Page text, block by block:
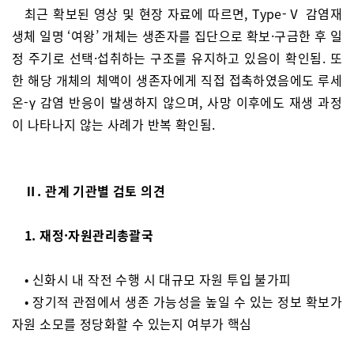
최근 확보된 영상 및 현장 자료에 따르면, Type-Ⅴ 감염재
생체 일명 ‘여왕’ 개체는 생존자를 집단으로 확보·구금한 후 일
정 주기로 선택·섭취하는 구조를 유지하고 있음이 확인됨. 또
한 해당 개체의 체액이 생존자에게 직접 접촉하였음에도 루세
온-γ 감염 반응이 발생하지 않으며, 사망 이후에도 재생 과정
이 나타나지 않는 사례가 반복 확인됨.
Ⅱ. 관계 기관별 검토 의견
1. 재정·자원관리총괄국
• 신화시 내 작전 수행 시 대규모 자원 투입 불가피
• 장기적 관점에서 생존 가능성을 높일 수 있는 정보 확보가
자원 소모를 정당화할 수 있는지 여부가 핵심